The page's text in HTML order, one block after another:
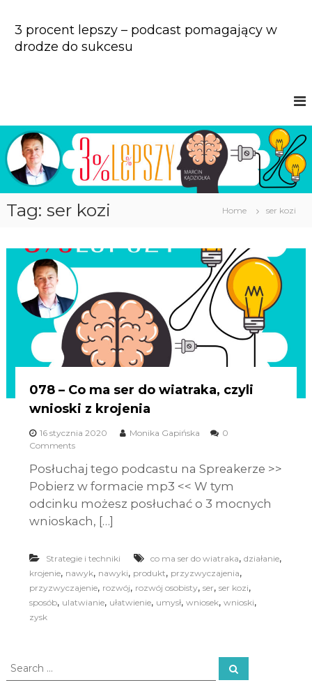
n
e
n
3 procent lepszy – podcast pomagający w
drodze do sukcesu
Tag: ser kozi Home ser kozi
078 – Co ma ser do wiatraka, czyli
wnioski z krojenia
16 stycznia 2020 Monika Gapińska
0
Comments
Posłuchaj tego podcastu na Spreakerze >>
Pobierz w formacie mp3 << W tym
odcinku możesz posłuchać o 3 mocnych
wnioskach, […]
Strategie i techniki co ma ser do wiatraka, działanie,
krojenie, nawyk, nawyki, produkt, przyzwyczajenia,
przyzwyczajenie, rozwój, rozwój osobisty, ser, ser kozi,
sposób, ulatwianie, ułatwienie, umysł, wniosek, wnioski,
zysk
S
e
S
e